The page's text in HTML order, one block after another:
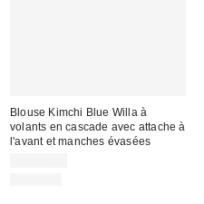
Blouse Kimchi Blue Willa à
volants en cascade avec attache à
l'avant et manches évasées